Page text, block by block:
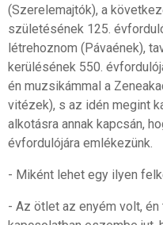
(Szerelemajtók), a
születésének 125.
létrehoznom (Pávaének),
kerülésének 550.
én muzsikámmal a
vitézek), s az idén megint
alkotásra annak kapcsán,
évfordulójára emlékezünk.
- Miként lehet egy ilyen
- Az ötlet az enyém volt,